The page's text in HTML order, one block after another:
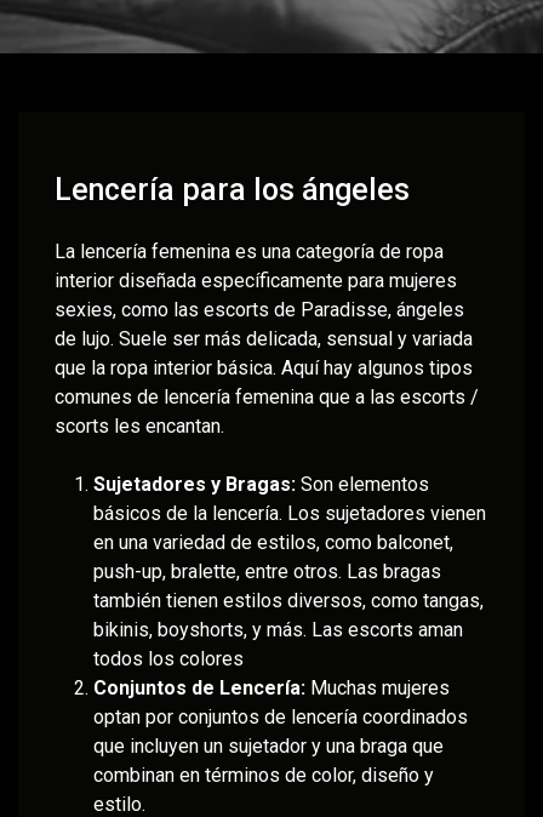
Lencería para los ángeles
La lencería femenina es una categoría de ropa
interior diseñada específicamente para mujeres
sexies, como las escorts de Paradisse, ángeles
de lujo. Suele ser más delicada, sensual y variada
que la ropa interior básica. Aquí hay algunos tipos
comunes de lencería femenina que a las escorts /
scorts les encantan.
Sujetadores y Bragas: Son elementos
básicos de la lencería. Los sujetadores vienen
en una variedad de estilos, como balconet,
push-up, bralette, entre otros. Las bragas
también tienen estilos diversos, como tangas,
bikinis, boyshorts, y más. Las escorts aman
todos los colores
Conjuntos de Lencería: Muchas mujeres
optan por conjuntos de lencería coordinados
que incluyen un sujetador y una braga que
combinan en términos de color, diseño y
estilo.